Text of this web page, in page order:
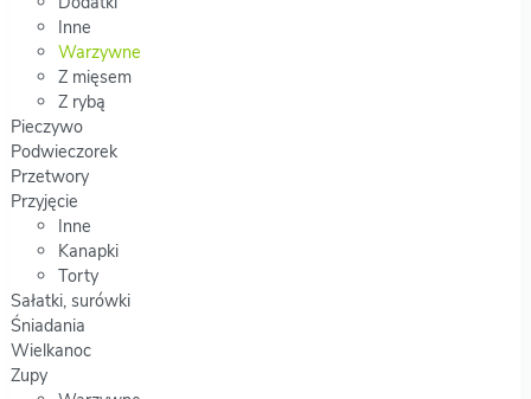
Inne
Warzywne
Z mięsem
Z rybą
Pieczywo
Podwieczorek
Przetwory
Przyjęcie
Inne
Kanapki
Torty
Sałatki, surówki
Śniadania
Wielkanoc
Zupy